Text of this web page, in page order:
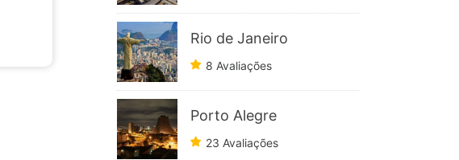
Rio de Janeiro
8 Avaliações
Porto Alegre
23 Avaliações